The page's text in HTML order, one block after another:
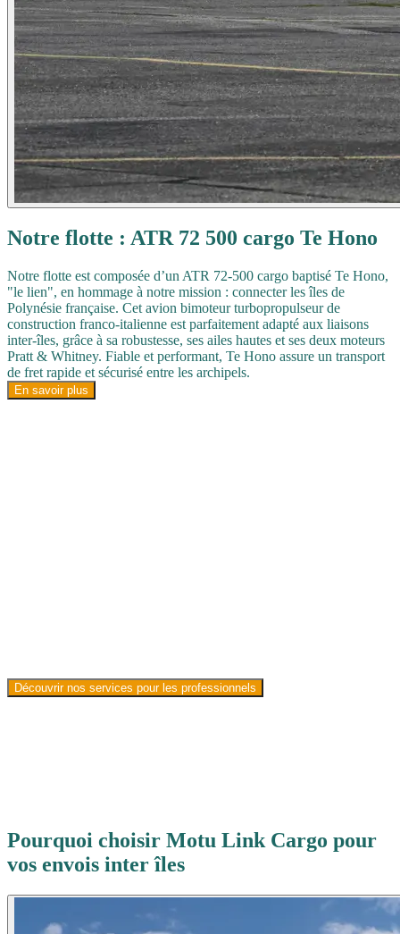
Notre flotte : ATR 72 500 cargo Te Hono
Notre flotte est composée d’un ATR 72-500 cargo baptisé Te Hono,
"le lien", en hommage à notre mission : connecter les îles de
Polynésie française. Cet avion bimoteur turbopropulseur de
construction franco-italienne est parfaitement adapté aux liaisons
inter-îles, grâce à sa robustesse, ses ailes hautes et ses deux moteurs
Pratt & Whitney. Fiable et performant, Te Hono assure un transport
de fret rapide et sécurisé entre les archipels.
En savoir plus
Découvrir nos services pour les professionnels
Pourquoi choisir Motu Link Cargo pour
vos envois inter îles